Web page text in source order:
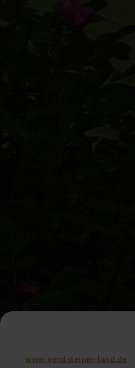
www.gerolsteiner-land.de